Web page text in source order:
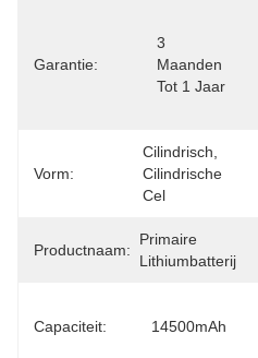
Garantie:
3
Maanden
Tot 1 Jaar
Vorm:
Cilindrisch,
Cilindrische
Cel
Productnaam:
Primaire
Lithiumbatterij
Capaciteit: 14500mAh